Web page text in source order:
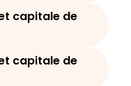
capitale de
capitale de